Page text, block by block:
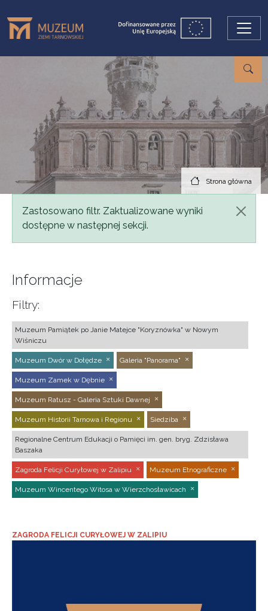
Strona główna
Komunikat
Zastosowano filtr. Zaktualizowane wyniki
dostępne w następnej sekcji.
Informacje
Filtry:
Muzeum Pamiątek po Janie Matejce "Koryznówka" w Nowym
Wiśniczu
Muzeum Dwór w Dołędze Galeria "Panorama"
Muzeum Zamek w Dębnie
Muzeum Ratusz - Galeria Sztuki Dawnej
Muzeum Historii Tarnowa i Regionu Siedziba
Regionalne Centrum Edukacji o Pamięci im. gen. bryg. Zdzisława
Baszaka
Zagroda Felicji Curyłowej w Zalipiu Muzeum Etnograficzne
Muzeum Wincentego Witosa w Wierzchosławicach
ZAGRODA FELICJI CURYŁOWEJ W ZALIPIU